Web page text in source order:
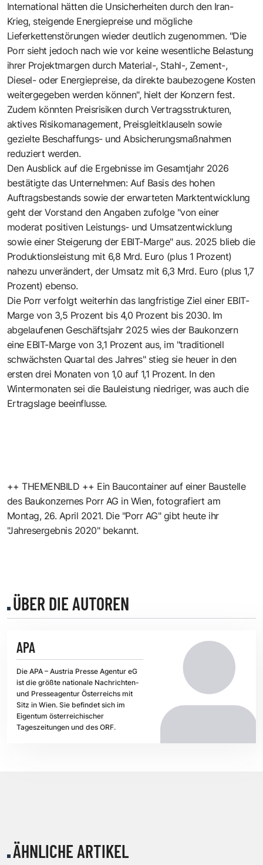
International hätten die Unsicherheiten durch den Iran-
Krieg, steigende Energiepreise und mögliche
Lieferkettenstörungen wieder deutlich zugenommen. "Die
Porr sieht jedoch nach wie vor keine wesentliche Belastung
ihrer Projektmargen durch Material-, Stahl-, Zement-,
Diesel- oder Energiepreise, da direkte baubezogene Kosten
weitergegeben werden können", hielt der Konzern fest.
Zudem könnten Preisrisiken durch Vertragsstrukturen,
aktives Risikomanagement, Preisgleitklauseln sowie
gezielte Beschaffungs- und Absicherungsmaßnahmen
reduziert werden.
Den Ausblick auf die Ergebnisse im Gesamtjahr 2026
bestätigte das Unternehmen: Auf Basis des hohen
Auftragsbestands sowie der erwarteten Marktentwicklung
geht der Vorstand den Angaben zufolge "von einer
moderat positiven Leistungs- und Umsatzentwicklung
sowie einer Steigerung der EBIT-Marge" aus. 2025 blieb die
Produktionsleistung mit 6,8 Mrd. Euro (plus 1 Prozent)
nahezu unverändert, der Umsatz mit 6,3 Mrd. Euro (plus 1,7
Prozent) ebenso.
Die Porr verfolgt weiterhin das langfristige Ziel einer EBIT-
Marge von 3,5 Prozent bis 4,0 Prozent bis 2030. Im
abgelaufenen Geschäftsjahr 2025 wies der Baukonzern
eine EBIT-Marge von 3,1 Prozent aus, im "traditionell
schwächsten Quartal des Jahres" stieg sie heuer in den
ersten drei Monaten von 1,0 auf 1,1 Prozent. In den
Wintermonaten sei die Bauleistung niedriger, was auch die
Ertragslage beeinflusse.
++ THEMENBILD ++ Ein Baucontainer auf einer Baustelle
des Baukonzernes Porr AG in Wien, fotografiert am
Montag, 26. April 2021. Die "Porr AG" gibt heute ihr
"Jahresergebnis 2020" bekannt.
ÜBER DIE AUTOREN
APA
Die APA – Austria Presse Agentur eG
ist die größte nationale Nachrichten-
und Presseagentur Österreichs mit
Sitz in Wien. Sie befindet sich im
Eigentum österreichischer
Tageszeitungen und des ORF.
ÄHNLICHE ARTIKEL